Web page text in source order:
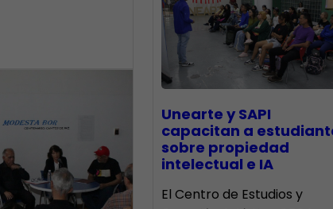
Unearte y SAPI
capacitan a
sobre propiedad
intelectual e IA
El Centro de Estudios y